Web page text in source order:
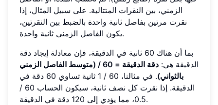
الزمني، بين النقرات المتتالية. على سبيل المثال، إذا
نقرت مرتين بفاصل ثانية واحدة بالضبط بين النقرتين،
يكون الفاصل الزمني ثانية واحدة.
بما أن هناك 60 ثانية في الدقيقة، فإن معادلة إيجاد دقة
الدقيقة هي:
دقة الدقيقة = 60 / (متوسط الفاصل الزمني
بالثواني)
. في مثالنا، 60 / 1 ثانية تساوي 60 دقة في
الدقيقة. إذا نقرت كل نصف ثانية، سيكون الحساب 60 /
0.5، مما يؤدي إلى 120 دقة في الدقيقة.